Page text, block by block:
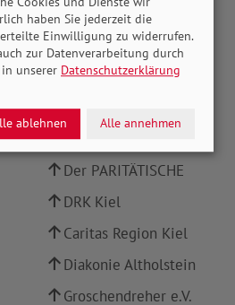
SoVD Schleswig-
Holstein
SoVD Publikationen
Landeshauptstadt Kiel
AWO Kiel
Der PARITÄTISCHE
DRK Kiel
Caritas Region Kiel
Diakonie Altholstein
Groschendreher e.V.
haben Sie jederzeit die
Einwilligung zu widerrufen.
zur Datenverarbeitung durch
unserer Datenschutzerklärung
ablehnen Alle annehmen